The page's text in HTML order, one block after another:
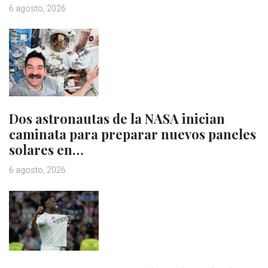
6 agosto, 2026
Dos astronautas de la NASA inician
caminata para preparar nuevos paneles
solares en…
6 agosto, 2026